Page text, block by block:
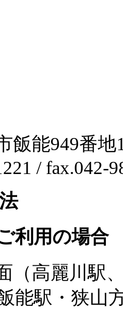
飯能949番地
/ fax.042-
利用の場合
（高麗川駅
能駅・狭山